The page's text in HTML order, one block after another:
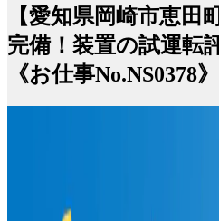
【愛知県岡崎市恵田
完備！装置の試運転
《お仕事No.NS0378》